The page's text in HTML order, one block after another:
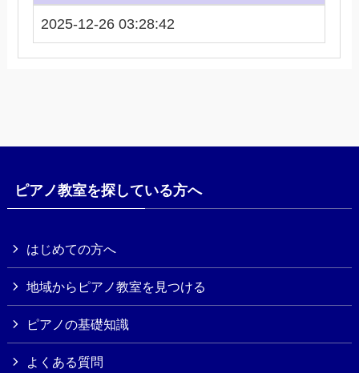
2025-12-26 03:28:42
ピアノ教室を探している方へ
はじめての方へ
地域からピアノ教室を見つける
ピアノの基礎知識
よくある質問